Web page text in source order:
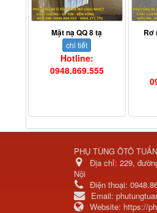
Mặt nạ QQ 8 tạ
chi tiết
Hotline:
0948.869.555
Rơ
PHỤ TÙNG ÔTÔ
Địa chỉ: 229,
Nội
Điện thoại:
Email:
Website: https://